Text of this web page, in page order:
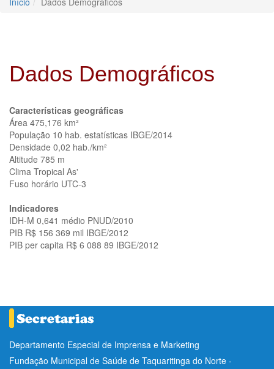
Dados Demográficos
Características geográficas
Área 475,176 km²
População 10 hab. estatísticas IBGE/2014
Densidade 0,02 hab./km²
Altitude 785 m
Clima Tropical As'
Fuso horário UTC-3
Indicadores
IDH-M 0,641 médio PNUD/2010
PIB R$ 156 369 mil IBGE/2012
PIB per capita R$ 6 088 89 IBGE/2012
Departamento Especial de Imprensa e Marketing
Fundação Municipal de Saúde de Taquaritinga do Norte -